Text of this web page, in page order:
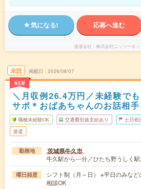
気になる! 応募へ進む
派遣会社 株式会社ニッソーネッ
未読
NEW
掲載日 2026/08/07
＼月収例26.4万円／未経験で
サポ＊おばあちゃんのお話相
職種未経験OK 交通費別途支給あり 土日祝
派遣
勤務地 茨城県牛久市
牛久駅から---分／ひたち野うしく
曜日頻度
シフト制（月～日） ※平日のみな
相談OK